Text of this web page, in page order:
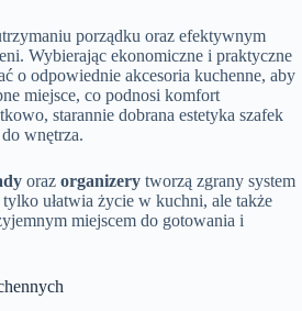
porządku oraz efektywnym
Wybierając ekonomiczne i praktyczne
o odpowiednie akcesoria kuchenne, aby
miejsce, co podnosi komfort
starannie dobrana estetyka szafek
wnętrza.
oraz organizery tworzą zgrany system
ułatwia życie w kuchni, ale także
miejscem do gotowania i